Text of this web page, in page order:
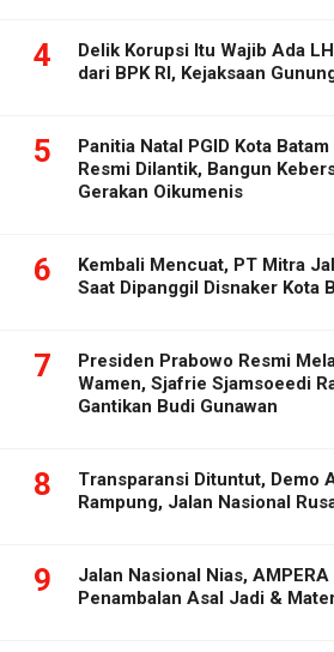
4
Delik Korupsi Itu Wajib Ada
dari BPK RI, Kejaksaan
5
Panitia Natal PGID Kota
Resmi Dilantik, Bangun
Gerakan Oikumenis
6
Kembali Mencuat, PT Mitra
Saat Dipanggil Disnaker Kota
7
Presiden Prabowo Resmi
Wamen, Sjafrie Sjamsoeedi
Gantikan Budi Gunawan
8
Transparansi Dituntut, Demo
Rampung, Jalan Nasional
9
Jalan Nasional Nias,
Penambalan Asal Jadi &